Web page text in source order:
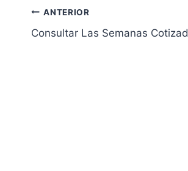
Navegación
de
ANTERIOR
Consultar Las Semanas